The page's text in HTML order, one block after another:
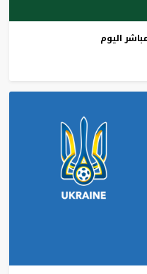
اليوم